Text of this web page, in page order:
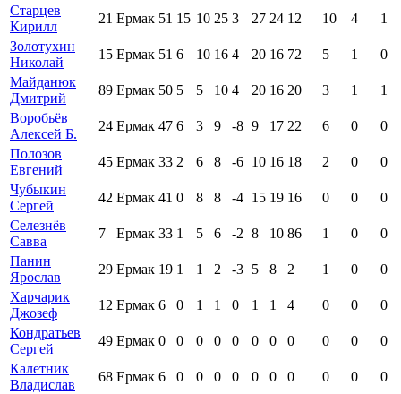
Старцев
Кирилл
21 Ермак 51 15 10 25 3 27 24 12 10 4
1
Золотухин
Николай
15 Ермак 51 6 10 16 4 20 16 72 5 1
0
Майданюк
Дмитрий
89 Ермак 50 5 5 10 4 20 16 20 3 1
1
Воробьёв
Алексей Б.
24 Ермак 47 6 3 9 -8 9 17 22 6 0
0
Полозов
Евгений
45 Ермак 33 2 6 8 -6 10 16 18 2 0
0
Чубыкин
Сергей
42 Ермак 41 0 8 8 -4 15 19 16 0 0
0
Селезнёв
Савва
7 Ермак 33 1 5 6 -2 8 10 86 1 0
0
Панин
Ярослав
29 Ермак 19 1 1 2 -3 5 8 2 1 0
0
Харчарик
Джозеф
12 Ермак 6 0 1 1 0 1 1 4 0 0
0
Кондратьев
Сергей
49 Ермак 0 0 0 0 0 0 0 0 0 0
0
Калетник
Владислав
68 Ермак 6 0 0 0 0 0 0 0 0 0
0